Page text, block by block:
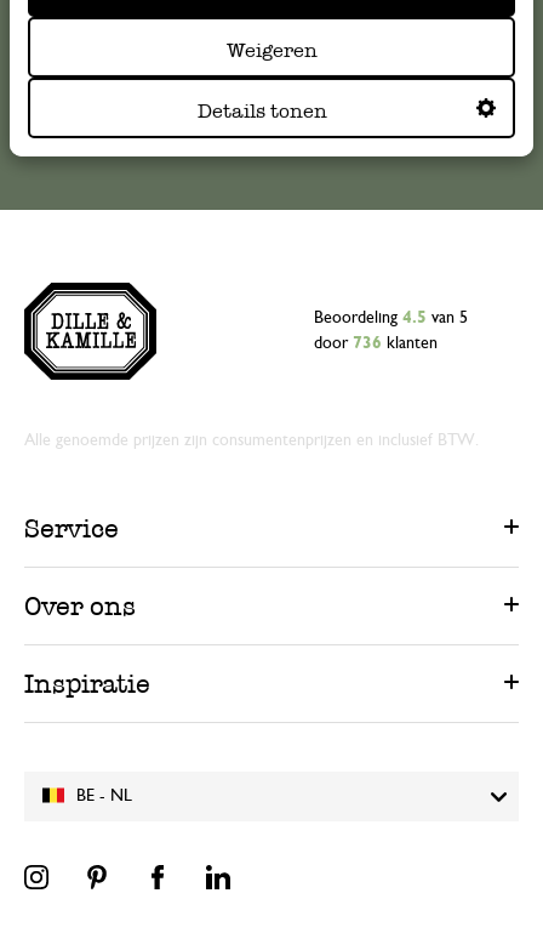
Weigeren
Details tonen
Online Klantenservice
BE - NL
Beoordeling 4.5 van 5
door 736 klanten
Alle genoemde prijzen zijn consumentenprijzen en inclusief BTW.
Service
Over ons
Inspiratie